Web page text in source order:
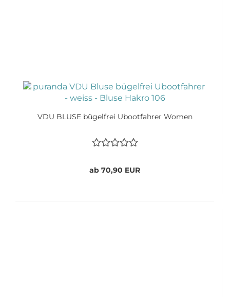
VDU BLUSE bügelfrei Ubootfahrer Women
ab 70,90 EUR